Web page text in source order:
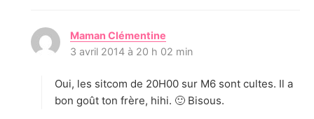
Maman Clémentine
i
:
3 avril 2014 à 20 h 02 min
Oui, les sitcom de 20H00 sur M6 sont cultes. Il a
bon goût ton frère, hihi. 🙂 Bisous.